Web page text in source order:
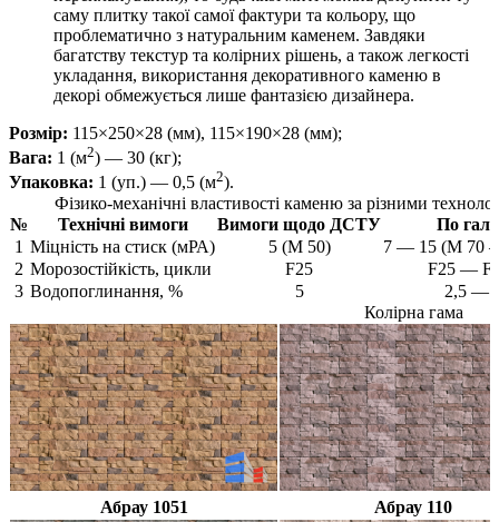
саму плитку такої самої фактури та кольору, що
проблематично з натуральним каменем. Завдяки
багатству текстур та колірних рішень, а також легкості
укладання, використання декоративного каменю в
декорі обмежується лише фантазією дизайнера.
Розмір: 115×250×28 (мм), 115×190×28 (мм);
Вага: 1 (м2) — 30 (кг);
Упаковка: 1 (уп.) — 0,5 (м2).
Фізико-механічні властивості каменю за різними
№
Технічні вимоги Вимоги щодо ДСТУ
По
1 Міцність на стиск (мРА) 5 (M 50)
7 — 15 (M 70
2 Морозостійкість, цикли F25
F25 —
3 Водопоглинання, % 5
2,5 —
Колірна гама
Абрау 1051 Абрау 110